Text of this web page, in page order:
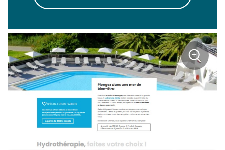
Zoom
+